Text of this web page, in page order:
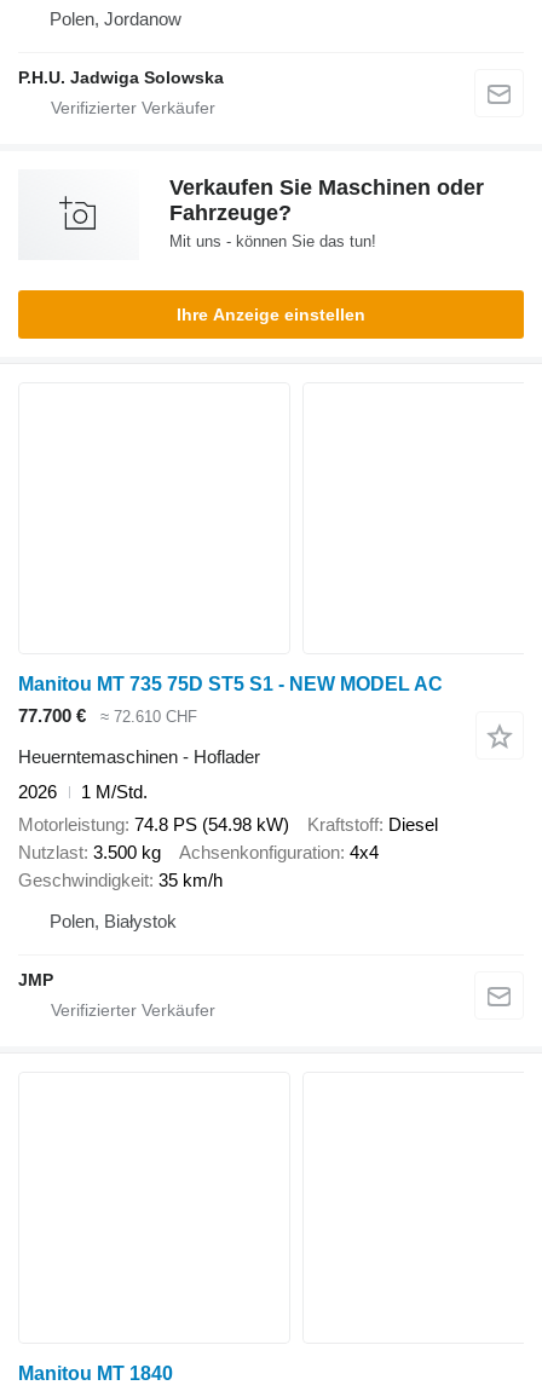
Polen, Jordanow
P.H.U. Jadwiga Solowska
Verkaufen Sie Maschinen oder
Fahrzeuge?
Mit uns - können Sie das tun!
Ihre Anzeige einstellen
Manitou MT 735 75D ST5 S1 - NEW MODEL AC
77.700 €
≈ 72.610 CHF
Heuerntemaschinen - Hoflader
2026
1 M/Std.
Motorleistung 74.8 PS (54.98 kW) Kraftstoff Diesel
Nutzlast 3.500 kg Achsenkonfiguration 4x4
Geschwindigkeit 35 km/h
Polen, Białystok
JMP
Manitou MT 1840